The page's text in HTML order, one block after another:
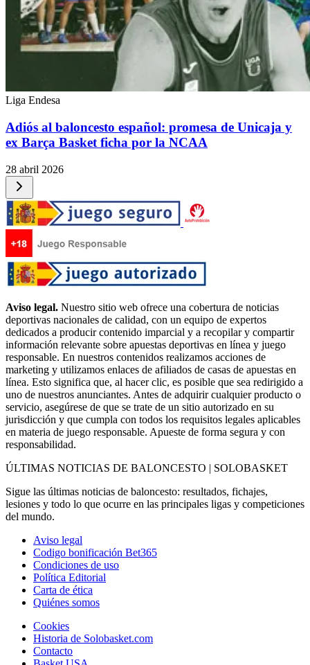
Liga Endesa
Adiós al baloncesto español: promesa de Unicaja y
ex Barça Basket ficha por la NCAA
28 abril 2026
Aviso legal. Nuestro sitio web ofrece una cobertura de noticias
deportivas nacionales de calidad, con un equipo de expertos
dedicados a producir contenido imparcial y a recopilar y compartir
información relevante sobre apuestas deportivas en línea y juego
responsable. En nuestros contenidos realizamos acciones de
marketing y utilizamos enlaces de afiliados de casas de apuestas en
línea. Esto significa que, al hacer clic, es posible que sea redirigido a
uno de nuestros anunciantes. Antes de adquirir cualquier producto o
servicio, asegúrese de que se trate de un sitio autorizado en su
jurisdicción y que cumpla con todos los requisitos legales aplicables
en materia de juego responsable. Apueste de forma segura y con
responsabilidad.
ÚLTIMAS NOTICIAS DE BALONCESTO | SOLOBASKET
Sigue las últimas noticias de baloncesto: resultados, fichajes,
lesiones y todo lo que ocurre en las principales ligas y competiciones
del mundo.
Aviso legal
Codigo bonificación Bet365
Condiciones de uso
Política Editorial
Carta de ética
Quiénes somos
Cookies
Historia de Solobasket.com
Contacto